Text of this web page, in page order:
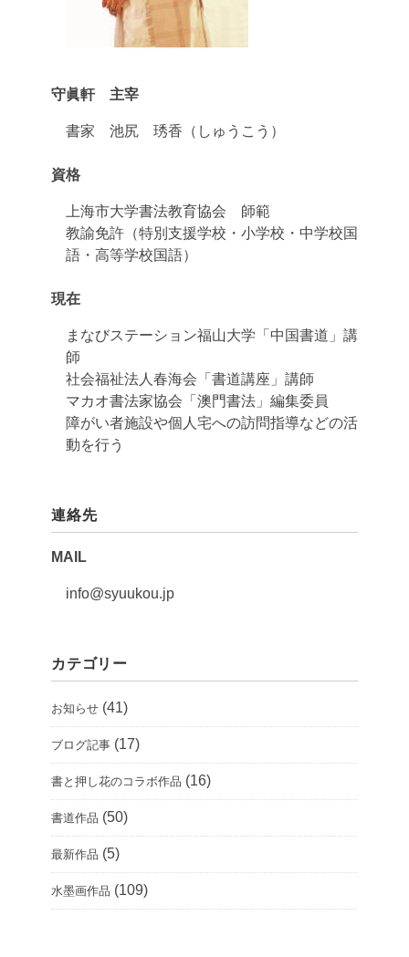
守眞軒 主宰
書家 池尻 琇香（しゅうこう）
資格
上海市大学書法教育協会 師範
教諭免許（特別支援学校・小学校・中学校国
語・高等学校国語）
現在
まなびステーション福山大学「中国書道」講
師
社会福祉法人春海会「書道講座」講師
マカオ書法家協会「澳門書法」編集委員
障がい者施設や個人宅への訪問指導などの活
動を行う
連絡先
MAIL
info@syuukou.jp
カテゴリー
お知らせ (41)
ブログ記事 (17)
書と押し花のコラボ作品 (16)
書道作品 (50)
最新作品 (5)
水墨画作品 (109)